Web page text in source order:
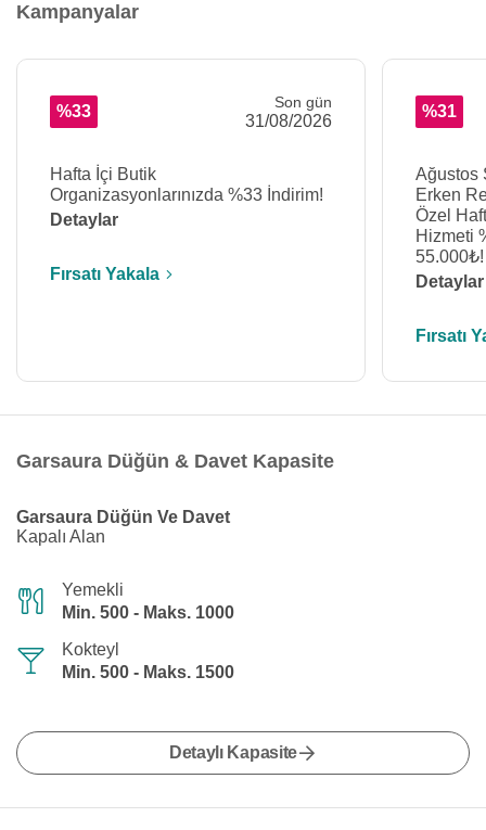
Kampanyalar
%33 Son gün
31/08/2026
Hafta İçi Butik
Organizasyonlarınızda %33 İndirim!
Detaylar
Fırsatı Yakala
%31
Ağustos
Erken
Özel
Hizmeti
55.000₺!
Detaylar
Fırsatı
Garsaura Düğün & Davet Kapasite
Garsaura Düğün Ve Davet
Kapalı Alan
Yemekli
Min. 500 - Maks. 1000
Kokteyl
Min. 500 - Maks. 1500
Detaylı Kapasite